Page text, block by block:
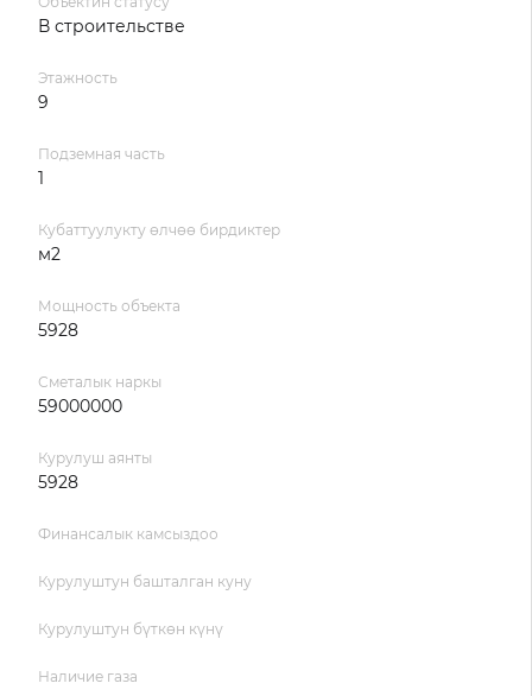
В строительстве
Этажность
9
Подземная часть
1
Кубаттуулукту өлчөө бирдиктер
м2
Мощность объекта
5928
Сметалык наркы
59000000
Курулуш аянты
5928
Финансалык камсыздоо
Курулуштун башталган куну
Курулуштун бүткөн күнү
Наличие газа